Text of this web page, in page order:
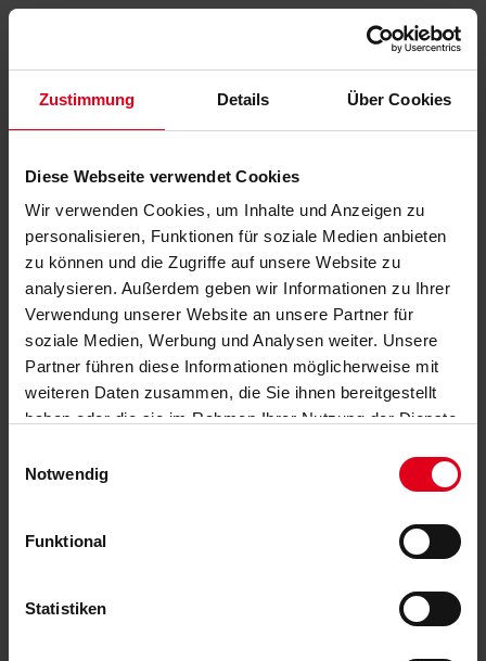
Zustimmung Details Über Cookies
Diese Webseite verwendet Cookies
Wir verwenden Cookies, um Inhalte und Anzeigen zu
personalisieren, Funktionen für soziale Medien anbieten
zu können und die Zugriffe auf unsere Website zu
analysieren. Außerdem geben wir Informationen zu Ihrer
Verwendung unserer Website an unsere Partner für
soziale Medien, Werbung und Analysen weiter. Unsere
Partner führen diese Informationen möglicherweise mit
weiteren Daten zusammen, die Sie ihnen bereitgestellt
haben oder die sie im Rahmen Ihrer Nutzung der Dienste
Notwendig
Funktional
Statistiken